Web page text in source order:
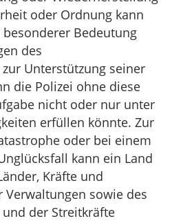
oder Ordnung kann
Bedeutung
des
Unterstützung seiner
die Polizei ohne diese
nicht oder nur unter
erfüllen könnte. Zur
oder bei einem
kann ein Land
Kräfte und
sowie des
der Streitkräfte